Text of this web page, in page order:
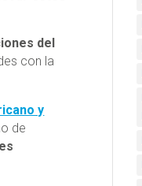
del
con la
y
de